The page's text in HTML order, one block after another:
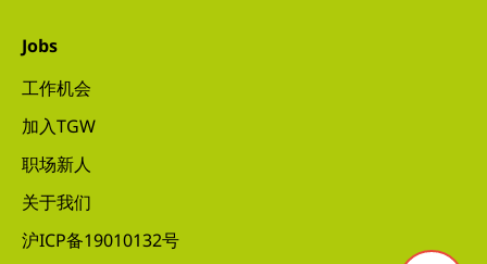
Jobs
工作机会
加入TGW
职场新人
关于我们
沪ICP备19010132号